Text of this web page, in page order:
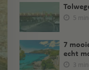
5
7
echt
3